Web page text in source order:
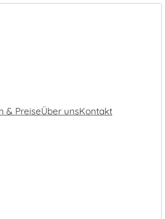
& PreiseÜber unsKontakt